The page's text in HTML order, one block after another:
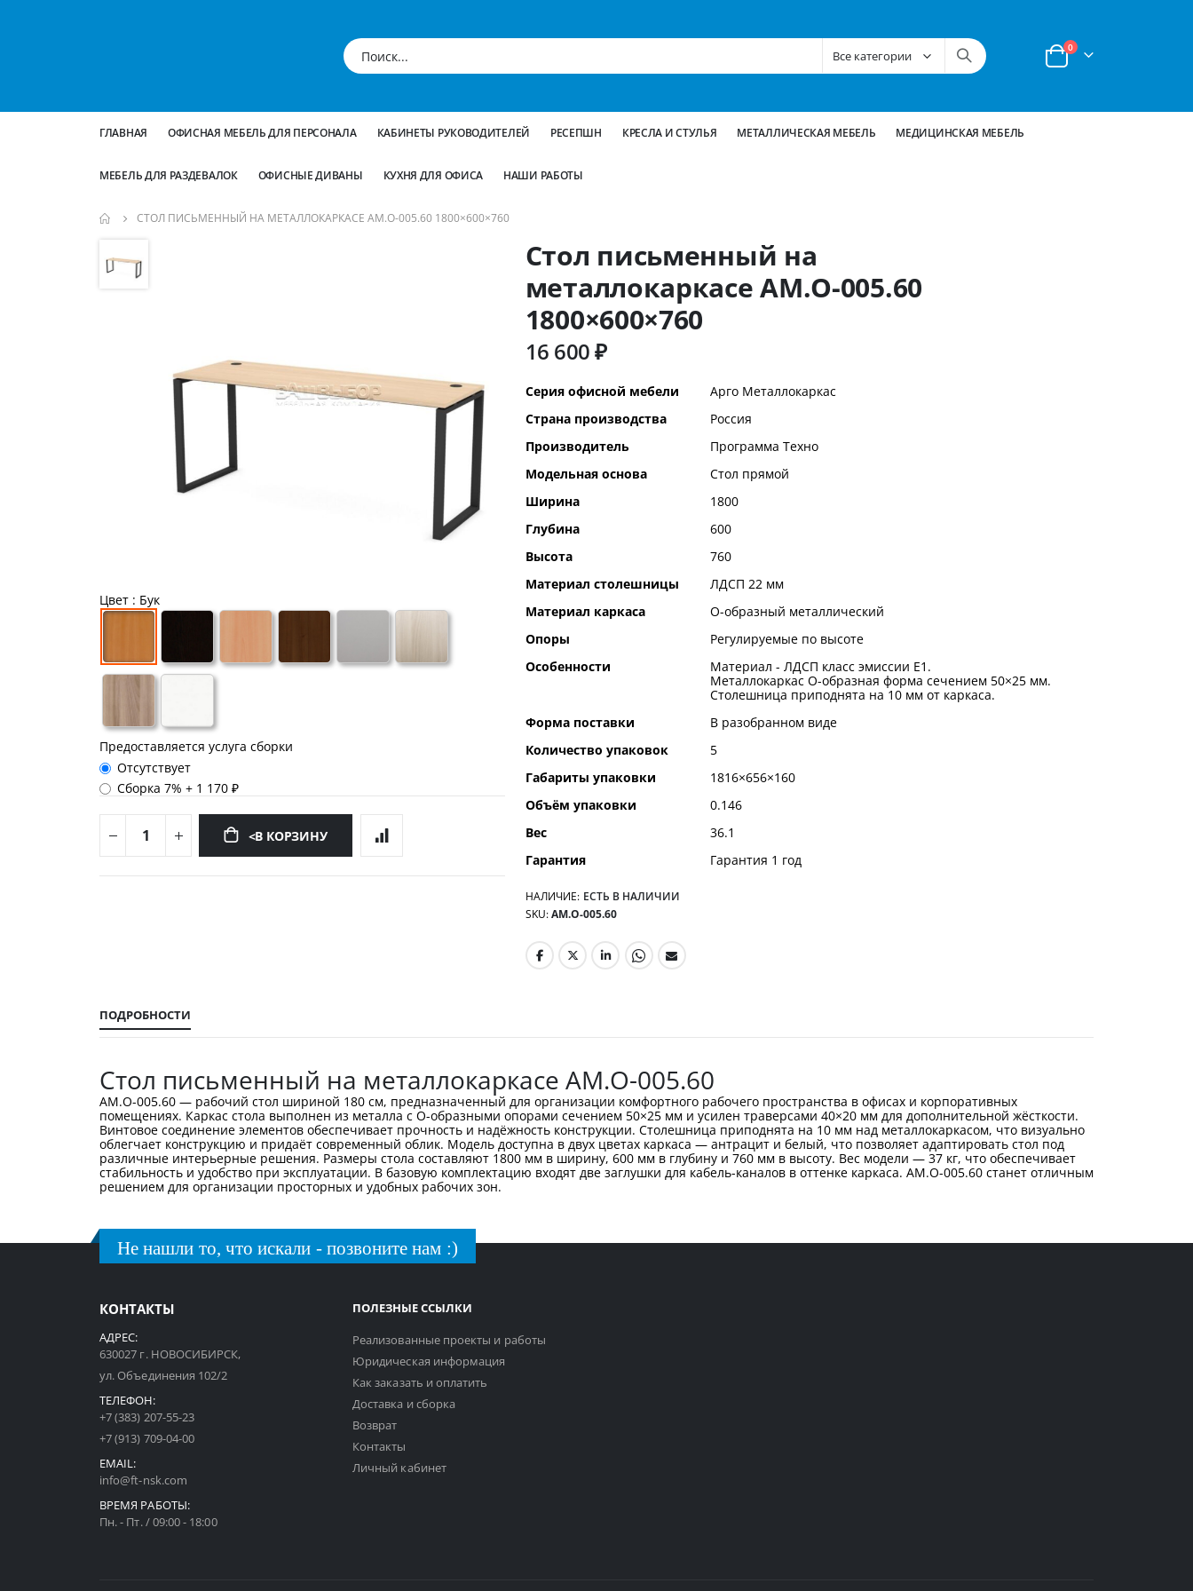
Корзина
0позиции
ГЛАВНАЯ ОФИСНАЯ МЕБЕЛЬ ДЛЯ ПЕРСОНАЛА КАБИНЕТЫ РУКОВОДИТЕЛЕЙ РЕСЕПШН КРЕСЛА И СТУЛЬЯ МЕТАЛЛИЧЕСКАЯ МЕБЕЛЬ МЕДИЦИНСКАЯ МЕБЕЛЬ
МЕБЕЛЬ ДЛЯ РАЗДЕВАЛОК ОФИСНЫЕ ДИВАНЫ КУХНЯ ДЛЯ ОФИСА НАШИ РАБОТЫ
СТОЛ ПИСЬМЕННЫЙ НА МЕТАЛЛОКАРКАСЕ АМ.О-005.60 1800×600×760
и
перейти
Цвет : Бук
Предоставляется услуга сборки
Отсутствует
Сборка 7%+ 1 170 ₽
<В КОРЗИНУ
Стол письменный на
металлокаркасе АМ.О-005.60
1800×600×760
16 600 ₽
Дополнительная
информация
Серия офисной мебели
Арго Металлокаркас
Страна производства
Россия
Производитель
Программа Техно
Модельная основа
Стол прямой
Ширина
1800
Глубина
600
Высота
760
Материал столешницы
ЛДСП 22 мм
Материал каркаса
О-образный металлический
Опоры
Регулируемые по высоте
Особенности
Материал - ЛДСП класс эмиссии Е1.
Металлокаркас О-образная форма сечением 50×25 мм.
Столешница приподнята на 10 мм от каркаса.
Форма поставки
В разобранном виде
Количество упаковок
5
Габариты упаковки
1816×656×160
Объём упаковки
0.146
Вес
36.1
Гарантия
Гарантия 1 год
НАЛИЧИЕ: ЕСТЬ В НАЛИЧИИ
SKU АМ.О-005.60
ПОДРОБНОСТИ
Стол письменный на металлокаркасе АМ.О-005.60
АМ.О-005.60 — рабочий стол шириной 180 см, предназначенный для организации комфортного рабочего пространства в офисах и корпоративных
помещениях. Каркас стола выполнен из металла с О-образными опорами сечением 50×25 мм и усилен траверсами 40×20 мм для дополнительной жёсткости.
Винтовое соединение элементов обеспечивает прочность и надёжность конструкции. Столешница приподнята на 10 мм над металлокаркасом, что визуально
облегчает конструкцию и придаёт современный облик. Модель доступна в двух цветах каркаса — антрацит и белый, что позволяет адаптировать стол под
различные интерьерные решения. Размеры стола составляют 1800 мм в ширину, 600 мм в глубину и 760 мм в высоту. Вес модели — 37 кг, что обеспечивает
стабильность и удобство при эксплуатации. В базовую комплектацию входят две заглушки для кабель-каналов в оттенке каркаса. АМ.О-005.60 станет отличным
решением для организации просторных и удобных рабочих зон.
Не нашли то, что искали - позвоните нам :)
КОНТАКТЫ
АДРЕС:
630027 г. НОВОСИБИРСК,
ул. Объединения 102/2
ТЕЛЕФОН:
+7 (383) 207-55-23
+7 (913) 709-04-00
EMAIL:
info@ft-nsk.com
ВРЕМЯ РАБОТЫ:
Пн. - Пт. / 09:00 - 18:00
ПОЛЕЗНЫЕ ССЫЛКИ
Реализованные проекты и работы
Юридическая информация
Как заказать и оплатить
Доставка и сборка
Возврат
Контакты
Личный кабинет